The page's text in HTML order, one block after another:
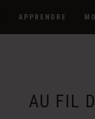
APPRENDRE
AU FIL